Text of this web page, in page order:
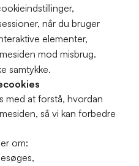
når du bruger
elementer,
mod misbrug.
samtykke.
med at forstå, hvordan
så vi kan forbedre
om: